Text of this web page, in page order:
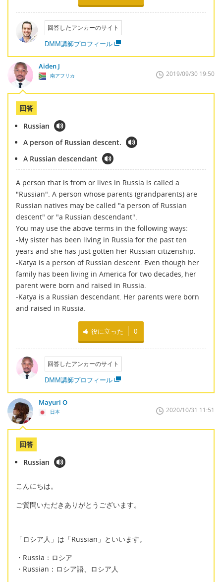
回答したアンカーのサイト
DMM講師プロフィール
Aiden J
南アフリカ 2019/09/30 19:50
回答
Russian
A person of Russian descent.
A Russian descendant
A person that is from or lives in Russia is called a
"Russian". A person whose parents (grandparents) are
Russian natives may be called "a person of Russian
descent" or "a Russian descendant".
You may use the above terms in the following ways:
-My sister has been living in Russia for the past ten
years and she has just gotten her Russian citizenship.
-Katya is a person of Russian descent. Even though her
family has been living in America for two decades, her
parent were born and raised in Russia.
-Katya is a Russian descendant. Her parents were born
and raised in Russia.
役に立った 0
回答したアンカーのサイト
DMM講師プロフィール
Mayuri O
日本 2020/10/31 11:51
回答
Russian
こんにちは。
ご質問いただきありがとうございます。
「ロシア人」は「Russian」といいます。
・Russia：ロシア
・Russian：ロシア語、ロシア人